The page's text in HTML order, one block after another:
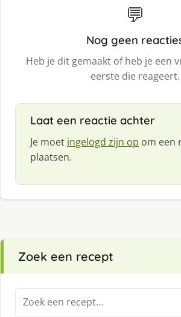
💬
Nog geen
Heb je dit gemaakt of heb je een
eerste die reageert.
Laat een reactie achter
Je moet ingelogd zijn op om een
plaatsen.
Zoek een recept
Zoeken
naar: